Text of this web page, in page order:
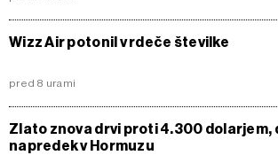
Wizz Air potonil v rdeče številke
pred 8 urami
Zlato znova drvi proti 4.300 dolarjem,
napredek v Hormuzu